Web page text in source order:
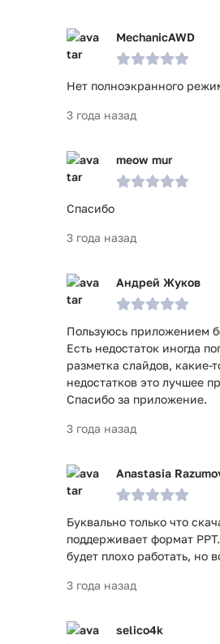
MechanicAWD
Нет полноэкранного
3 года назад
meow mur
Спасибо
3 года назад
Андрей Жуков
Пользуюсь приложением
Есть недостаток иногда
разметка слайдов,
недостатков это лучшее
Спасибо за приложение.
3 года назад
Anastasia
Буквально только что
поддерживает формат
будет плохо работать, но
3 года назад
selico4k